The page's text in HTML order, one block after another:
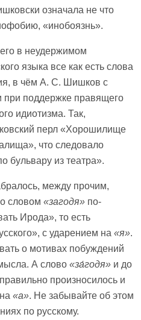
означала не что
«инобоязнь».
в неудержимом
языка все как есть слова
в чём А. С. Шишков с
поддержке правящего
идиотизма. Так,
перл «Хорошилище
что следовало
бульвару из театра».
между прочим,
словом «загодя» по-
Ирода», то есть
с ударением на «я».
о мотивах побуждений
А слово «за́годя» и до
произносилось и
«а». Не забывайте об этом
по русскому.